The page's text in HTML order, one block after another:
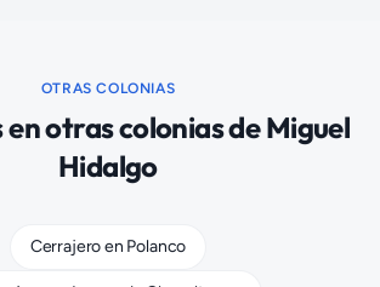
OTRAS COLONIAS
en otras colonias deMiguel
Hidalgo
Cerrajeroen Polanco